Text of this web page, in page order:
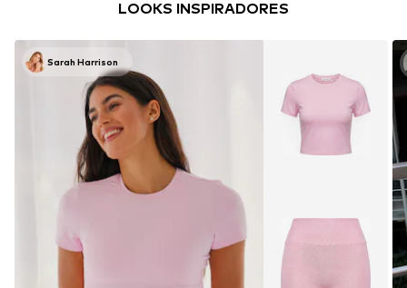
LOOKS INSPIRADORES
Sarah Harrison